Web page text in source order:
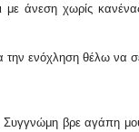
άνεση χωρίς
την ενόχληση θέλω να
βρε αγάπη